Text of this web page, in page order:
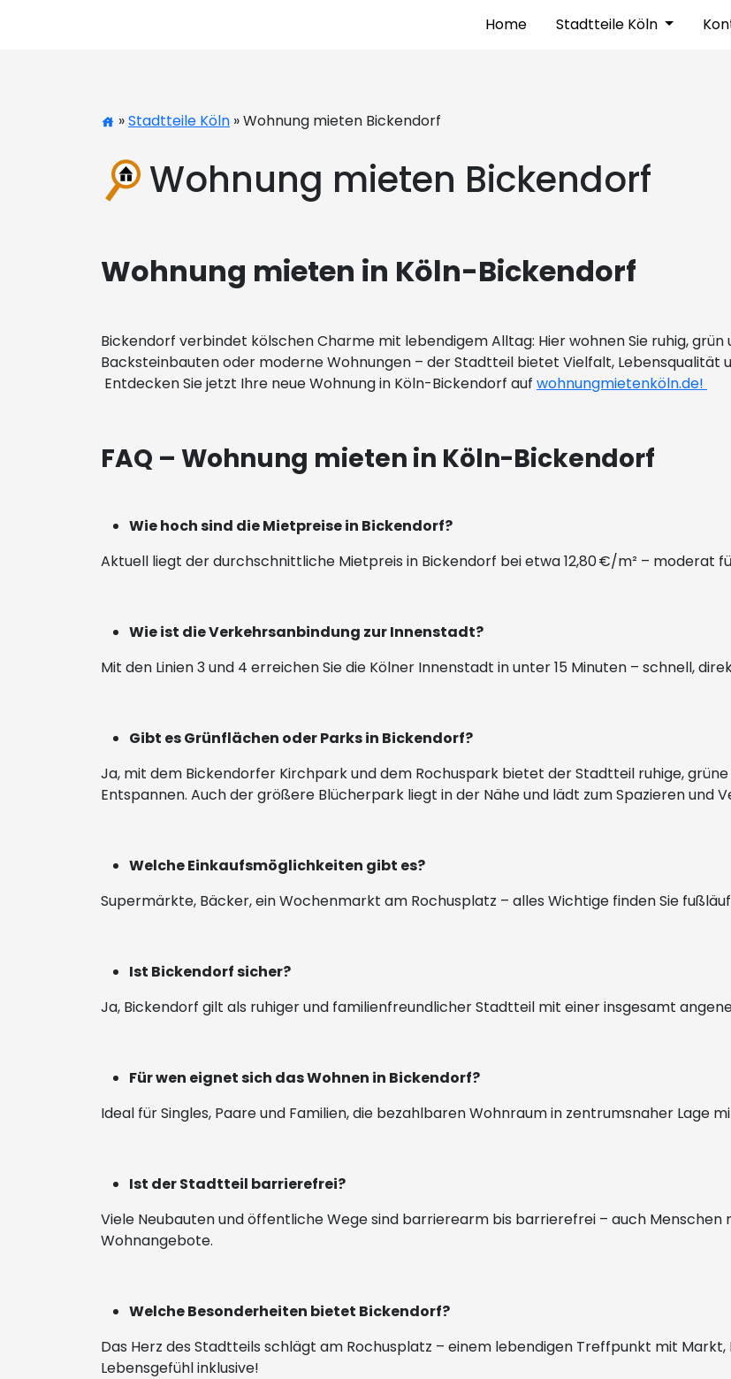
Home Stadtteile Köln
»Stadtteile Köln » Wohnung mieten Bickendorf
Wohnung mieten Bickendorf
Wohnung mieten in Köln-Bickendorf
Bickendorf verbindet kölschen Charme mit lebendigem Alltag: Hier wohnen Sie ruhig,
Backsteinbauten oder moderne Wohnungen – der Stadtteil bietet Vielfalt, Lebensqualität
Entdecken Sie jetzt Ihre neue Wohnung in Köln-Bickendorf auf wohnungmietenköln.de!
FAQ – Wohnung mieten in Köln-Bickendorf
Wie hoch sind die Mietpreise in Bickendorf?
Aktuell liegt der durchschnittliche Mietpreis in Bickendorf bei etwa 12,80 €/m² – moderat
Wie ist die Verkehrsanbindung zur Innenstadt?
Mit den Linien 3 und 4 erreichen Sie die Kölner Innenstadt in unter 15 Minuten – schnell,
Gibt es Grünflächen oder Parks in Bickendorf?
Ja, mit dem Bickendorfer Kirchpark und dem Rochuspark bietet der Stadtteil ruhige,
Entspannen. Auch der größere Blücherpark liegt in der Nähe und lädt zum Spazieren und
Welche Einkaufsmöglichkeiten gibt es?
Supermärkte, Bäcker, ein Wochenmarkt am Rochusplatz – alles Wichtige finden Sie
Ist Bickendorf sicher?
Ja, Bickendorf gilt als ruhiger und familienfreundlicher Stadtteil mit einer insgesamt
Für wen eignet sich das Wohnen in Bickendorf?
Ideal für Singles, Paare und Familien, die bezahlbaren Wohnraum in zentrumsnaher Lage
Ist der Stadtteil barrierefrei?
Viele Neubauten und öffentliche Wege sind barrierearm bis barrierefrei – auch
Wohnangebote.
Welche Besonderheiten bietet Bickendorf?
Das Herz des Stadtteils schlägt am Rochusplatz – einem lebendigen Treffpunkt mit
Lebensgefühl inklusive!